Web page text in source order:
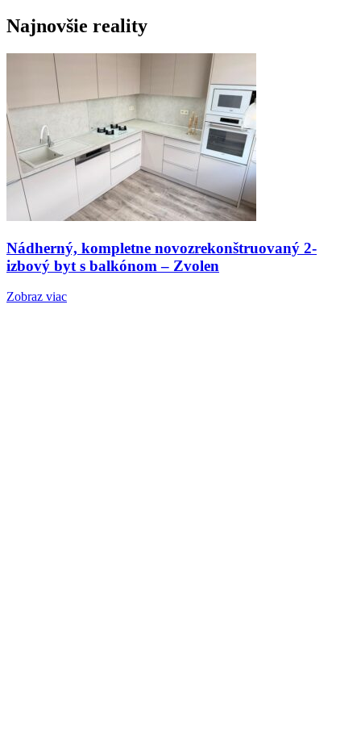
Najnovšie reality
Nádherný, kompletne novozrekonštruovaný 2-
izbový byt s balkónom – Zvolen
Zobraz viac